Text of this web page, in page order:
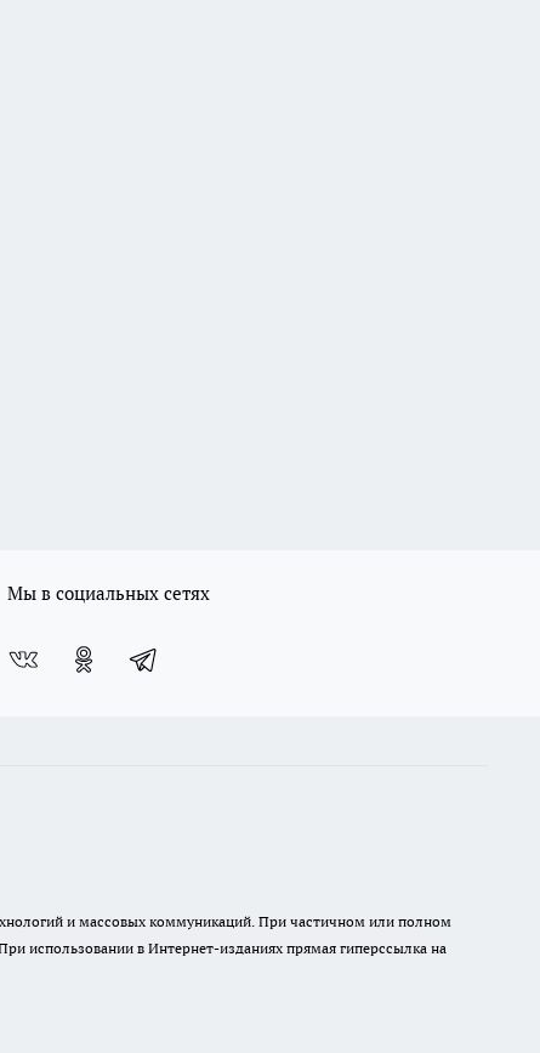
Мы в социальных сетях
и массовых коммуникаций. При частичном или полном
использовании в Интернет-изданиях прямая гиперссылка на